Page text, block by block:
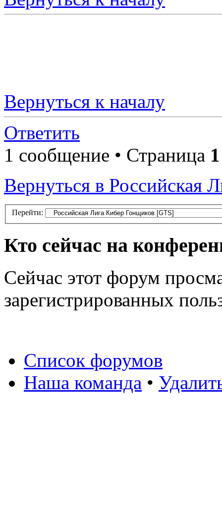
Вернуться к началу
Ответить
1 сообщение • Страница 1
Вернуться в Российская
Перейти:
Кто сейчас на
Сейчас этот форум
зарегистрированных
Список форумов
Наша команда •